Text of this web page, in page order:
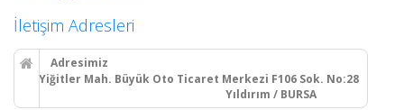
montaj ve tüp dolumu.
İletişim Adresleri
Adresimiz
Yiğitler Mah. Büyük Oto Ticaret Merkezi F106 Sok. No:28
Yıldırım / BURSA